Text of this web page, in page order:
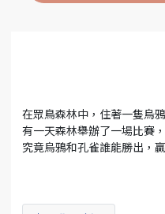
在眾鳥森林中，住著一隻烏
有一天森林舉辦了一場比賽
究竟烏鴉和孔雀誰能勝出，